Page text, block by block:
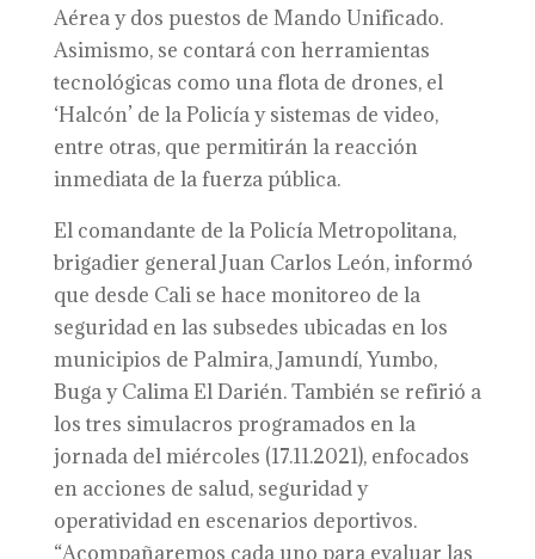
Aérea y dos puestos de Mando Unificado.
Asimismo, se contará con herramientas
tecnológicas como una flota de drones, el
‘Halcón’ de la Policía y sistemas de video,
entre otras, que permitirán la reacción
inmediata de la fuerza pública.
El comandante de la Policía Metropolitana,
brigadier general Juan Carlos León, informó
que desde Cali se hace monitoreo de la
seguridad en las subsedes ubicadas en los
municipios de Palmira, Jamundí, Yumbo,
Buga y Calima El Darién. También se refirió a
los tres simulacros programados en la
jornada del miércoles (17.11.2021), enfocados
en acciones de salud, seguridad y
operatividad en escenarios deportivos.
“Acompañaremos cada uno para evaluar las